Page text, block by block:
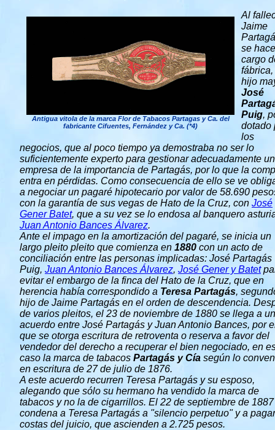
Antigua vitola de la marca Flor de Tabacos Partagas y Ca. del
fabricante Cifuentes, Fernández y Ca. (*4)
Al
Jaime
se hace
cargo
fábrica,
hijo
José
Puig,
dotado
los
negocios, que al poco tiempo ya demostraba no ser lo
suficientemente experto para gestionar adecuadamente
empresa de la importancia de Partagás, por lo que la
entra en pérdidas. Como consecuencia de ello se ve
a negociar un pagaré hipotecario por valor de 58.690
con la garantía de sus vegas de Hato de la Cruz, con José
Gener Batet, que a su vez se lo endosa al banquero
Juan Antonio Bances Álvarez.
Ante el impago en la amortización del pagaré, se inicia un
largo pleito pleito que comienza en 1880 con un acto de
conciliación entre las personas implicadas: José Partagás
Puig, Juan Antonio Bances Álvarez, José Gener y Batet
evitar el embargo de la finca del Hato de la Cruz, que en
herencia había correspondido a Teresa Partagás,
hijo de Jaime Partagás en el orden de descendencia.
de varios pleitos, el 23 de noviembre de 1880 se llega a un
acuerdo entre José Partagás y Juan Antonio Bances, por
que se otorga escritura de retroventa o reserva a favor del
vendedor del derecho a recuperar el bien negociado, en
caso la marca de tabacos Partagás y Cía según lo
en escritura de 27 de julio de 1876.
A este acuerdo recurren Teresa Partagás y su esposo,
alegando que sólo su hermano ha vendido la marca de
tabacos y no la de cigarrillos. El 22 de septiembre de
condena a Teresa Partagás a "silencio perpetuo" y a
costas del juicio, que ascienden a 2.725 pesos.